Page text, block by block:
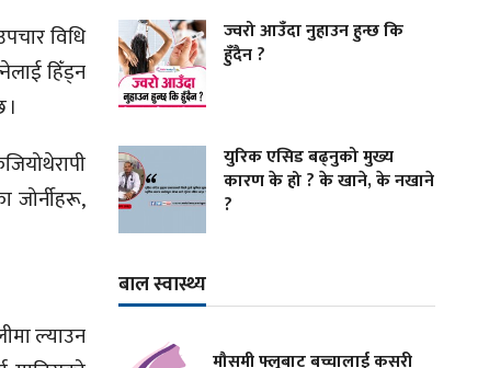
विधि
हिँड्न
जोर्नीहरू,
ल्याउन
ज्वरो आउँदा नुहाउन हुन्छ कि
हुँदैन ?
युरिक एसिड बढ्नुको मुख्य
कारण के हो ? के खाने, के नखाने
?
बाल स्वास्थ्य